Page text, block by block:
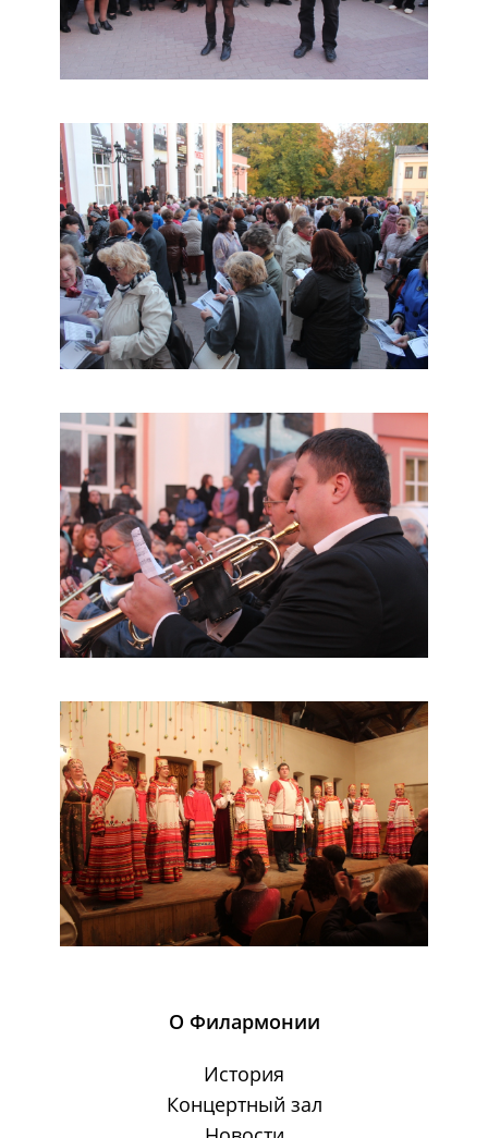
О Филармонии
История
Концертный зал